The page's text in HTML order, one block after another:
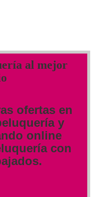
al mejor
ofertas en
y
online
con